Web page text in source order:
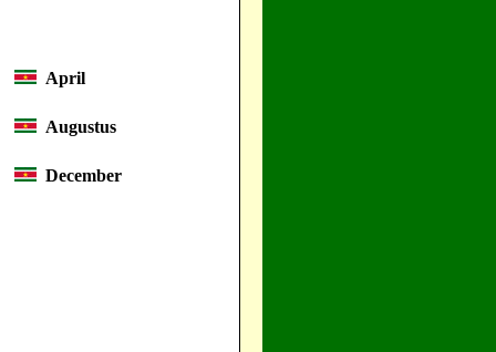
April
Augustus
December